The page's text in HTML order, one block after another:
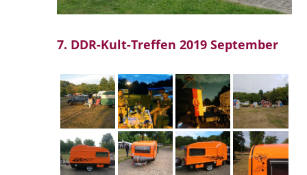
7. DDR-Kult-Treffen 2019 September